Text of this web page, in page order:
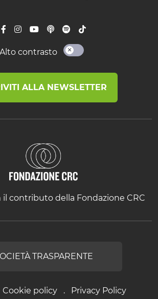
Alto contrasto
ALLA NEWSLETTER
il contributo della Fondazione CRC
Cookie policy Privacy Policy
TRASPARENTE